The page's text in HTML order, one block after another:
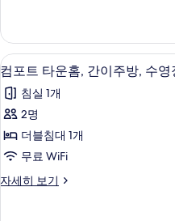
진
모
두
보
기
트
리
플
룸
자
세
보
기
컴
포
트
타
운
간
5
컴포트 타운홈, 간이주방, 수영
침실 1개
2명
더블침대 1개
무료 WiFi
자세히 보기
컴